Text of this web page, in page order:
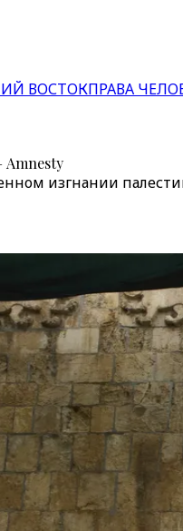
ВОСТОКПРАВА
Amnesty
изгнании